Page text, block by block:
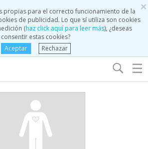
×
propias para el correcto funcionamiento de la
de publicidad. Lo que sí utiliza son cookies
(haz click aquí para leer más), ¿deseas
consentir estas cookies?
Aceptar
Rechazar
☰